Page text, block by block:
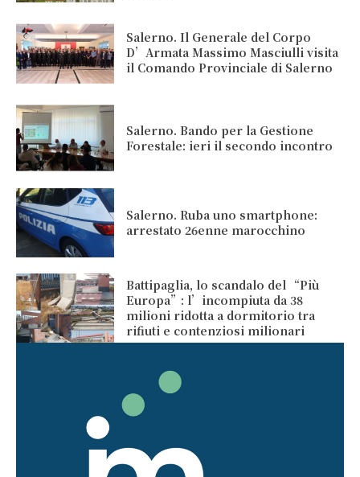
Salerno. Il Generale del Corpo
D’Armata Massimo Masciulli visita
il Comando Provinciale di Salerno
Salerno. Bando per la Gestione
Forestale: ieri il secondo incontro
Salerno. Ruba uno smartphone:
arrestato 26enne marocchino
Battipaglia, lo scandalo del “Più
Europa”: l’incompiuta da 38
milioni ridotta a dormitorio tra
rifiuti e contenziosi milionari